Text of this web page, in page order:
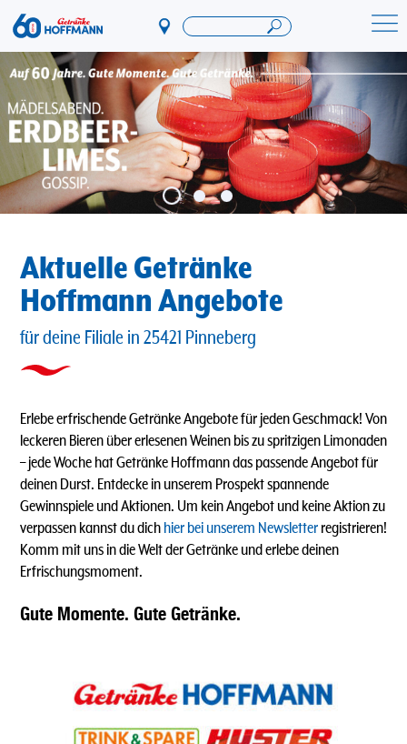
Direkt
zum
Inhalt
Startseite Getränke Hoffmann
Aktuelle Getränke
Hoffmann Angebote
für deine Filiale in 25421 Pinneberg
Erlebe erfrischende Getränke Angebote für jeden Geschmack! Von
leckeren Bieren über erlesenen Weinen bis zu spritzigen Limonaden
–jede Woche hat Getränke Hoffmann das passende Angebot für
deinen Durst. Entdecke in unserem Prospekt spannende
Gewinnspiele und Aktionen. Um kein Angebot und keine Aktion zu
verpassen kannst du dich hier bei unserem Newsletter registrieren!
Komm mit uns in die Welt der Getränke und erlebe deinen
Erfrischungsmoment.
Gute Momente. Gute Getränke.